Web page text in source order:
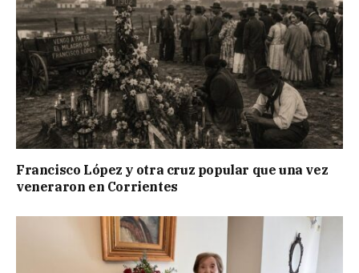
Francisco López y otra cruz popular que una vez
veneraron en Corrientes